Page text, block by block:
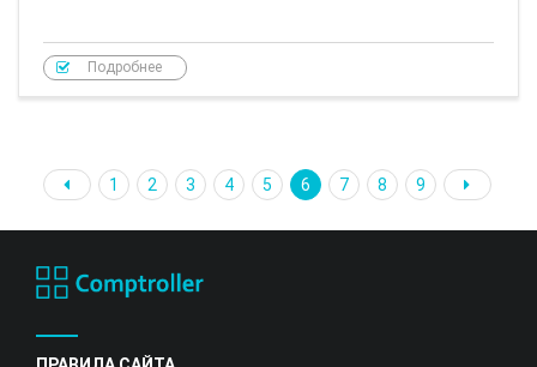
Подробнее
1 2 3 4 5 6 7 8 9